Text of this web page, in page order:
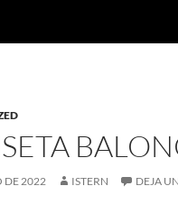
DE 2022 ISTERN DEJA